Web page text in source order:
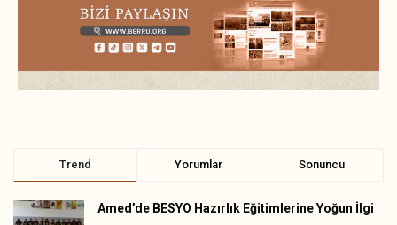
Trend Yorumlar Sonuncu
Amed’de BESYO Hazırlık Eğitimlerine Yoğun İlgi